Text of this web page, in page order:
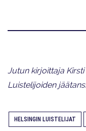
Jutun kirjoittaja
Luistelijoiden
HELSINGIN LUISTELIJAT